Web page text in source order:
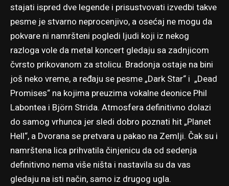
stajati ispred dve legende i prisustvovati izvedbi takve
pesme je stvarno neprocenjivo, a osećaj ne mogu da
pokvare ni namršteni pogledi ljudi koji iz nekog
razloga vole da metal koncert gledaju sa zadnjicom
čvrsto prikovanom za stolicu. Bradonja ostaje na bini
još neko vreme, a ređaju se pesme „Dark Star“ i „Dead
Promises“ na kojima preuzima vokalne deonice Phil
Labontea i Björn Strida. Atmosfera definitivno dolazi
do samog vrhunca jer sledi dobro poznati hit „Planet
Hell“, a Dvorana se pretvara u pakao na Zemlji. Čak su i
namrštena lica prihvatila činjenicu da od sedenja
definitivno nema više ništa i nastavila su da vas
gledaju na isti način, samo iz drugog ugla.